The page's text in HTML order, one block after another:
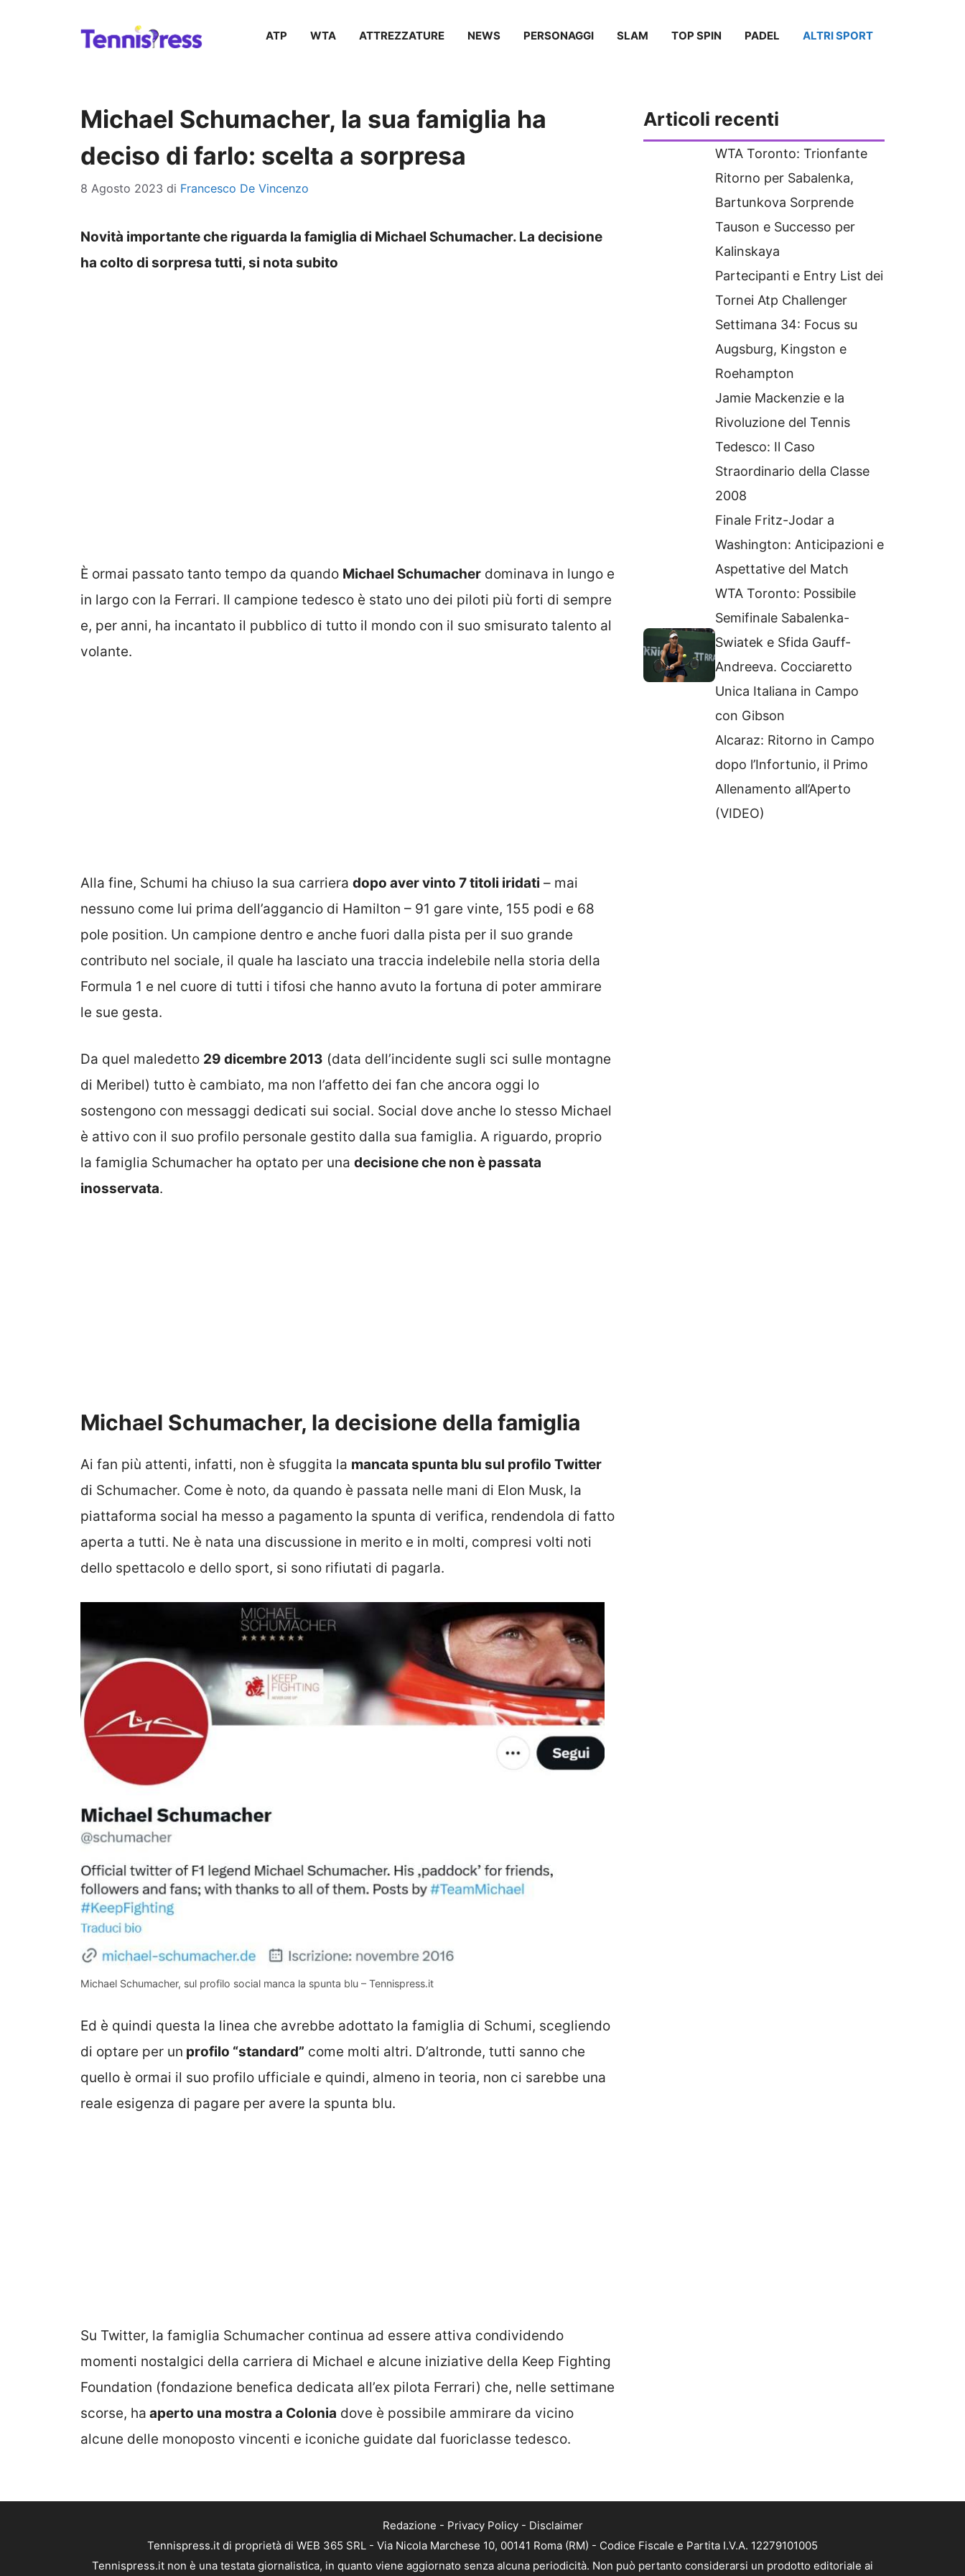
ATP WTA ATTREZZATURE NEWS PERSONAGGI SLAM TOP SPIN PADEL ALTRI SPORT
Michael Schumacher, la sua famiglia ha
deciso di farlo: scelta a sorpresa
8 Agosto 2023 di Francesco De Vincenzo
Novità importante che riguarda la famiglia di Michael Schumacher. La decisione
ha colto di sorpresa tutti, si nota subito
È ormai passato tanto tempo da quando Michael Schumacher dominava in lungo e
in largo con la Ferrari. Il campione tedesco è stato uno dei piloti più forti di sempre
e, per anni, ha incantato il pubblico di tutto il mondo con il suo smisurato talento al
volante.
Alla fine, Schumi ha chiuso la sua carriera dopo aver vinto 7 titoli iridati – mai
nessuno come lui prima dell’aggancio di Hamilton – 91 gare vinte, 155 podi e 68
pole position. Un campione dentro e anche fuori dalla pista per il suo grande
contributo nel sociale, il quale ha lasciato una traccia indelebile nella storia della
Formula 1 e nel cuore di tutti i tifosi che hanno avuto la fortuna di poter ammirare
le sue gesta.
Da quel maledetto 29 dicembre 2013 (data dell’incidente sugli sci sulle montagne
di Meribel) tutto è cambiato, ma non l’affetto dei fan che ancora oggi lo
sostengono con messaggi dedicati sui social. Social dove anche lo stesso Michael
è attivo con il suo profilo personale gestito dalla sua famiglia. A riguardo, proprio
la famiglia Schumacher ha optato per una decisione che non è passata
inosservata.
Michael Schumacher, la decisione della famiglia
Ai fan più attenti, infatti, non è sfuggita la mancata spunta blu sul profilo Twitter
di Schumacher. Come è noto, da quando è passata nelle mani di Elon Musk, la
piattaforma social ha messo a pagamento la spunta di verifica, rendendola di fatto
aperta a tutti. Ne è nata una discussione in merito e in molti, compresi volti noti
dello spettacolo e dello sport, si sono rifiutati di pagarla.
Michael Schumacher, sul profilo social manca la spunta blu – Tennispress.it
Ed è quindi questa la linea che avrebbe adottato la famiglia di Schumi, scegliendo
di optare per un profilo “standard” come molti altri. D’altronde, tutti sanno che
quello è ormai il suo profilo ufficiale e quindi, almeno in teoria, non ci sarebbe una
reale esigenza di pagare per avere la spunta blu.
Su Twitter, la famiglia Schumacher continua ad essere attiva condividendo
momenti nostalgici della carriera di Michael e alcune iniziative della Keep Fighting
Foundation (fondazione benefica dedicata all’ex pilota Ferrari) che, nelle settimane
scorse, ha aperto una mostra a Colonia dove è possibile ammirare da vicino
alcune delle monoposto vincenti e iconiche guidate dal fuoriclasse tedesco.
Articoli recenti
WTA Toronto: Trionfante
Ritorno per Sabalenka,
Bartunkova Sorprende
Tauson e Successo per
Kalinskaya
Partecipanti e Entry List dei
Tornei Atp Challenger
Settimana 34: Focus su
Augsburg, Kingston e
Roehampton
Jamie Mackenzie e la
Rivoluzione del Tennis
Tedesco: Il Caso
Straordinario della Classe
2008
Finale Fritz-Jodar a
Washington: Anticipazioni e
Aspettative del Match
WTA Toronto: Possibile
Semifinale Sabalenka-
Swiatek e Sfida Gauff-
Andreeva. Cocciaretto
Unica Italiana in Campo
con Gibson
Alcaraz: Ritorno in Campo
dopo l’Infortunio, il Primo
Allenamento all’Aperto
(VIDEO)
Redazione - Privacy Policy- Disclaimer
Tennispress.it di proprietà di WEB 365 SRL - Via Nicola Marchese 10, 00141 Roma (RM) - Codice Fiscale e Partita I.V.A. 12279101005
Tennispress.it non è una testata giornalistica, in quanto viene aggiornato senza alcuna periodicità. Non può pertanto considerarsi un prodotto editoriale ai